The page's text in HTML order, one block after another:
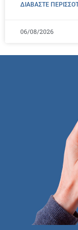
ΔΙΑΒΑΣΤΕ
06/08/2026